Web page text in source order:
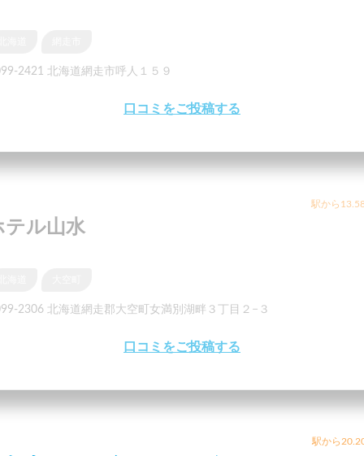
2421 北海道網走市呼人１５９
口コミをご投稿する
駅から
テル山水
2306 北海道網走郡大空町女満別湖畔３丁目２−３
口コミをご投稿する
駅から